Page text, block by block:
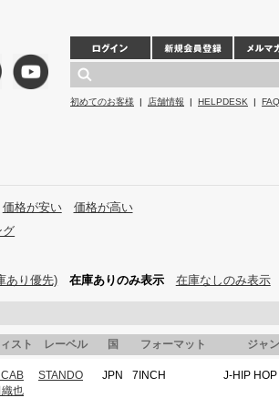
初めてのお客様 | 店舗情報 | HELPDESK | FAQ
価格が安い
価格が高い
グ
あり優先) 在庫ありのみ表示 在庫なしのみ表示
スト レーベル 国 フォーマット ジャ
CAB
織也
STANDO JPN 7INCH J-HIP HOP